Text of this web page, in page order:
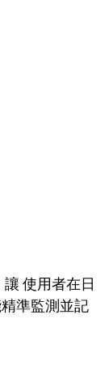
使用者在日
準監測並記